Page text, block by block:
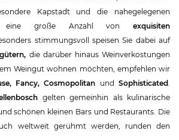
Kapstadt und die nahegelegenen
eine große Anzahl von exquisiten
stimmungsvoll speisen Sie dabei auf
die darüber hinaus Weinverkostungen
Weingut wohnen möchten, empfehlen wir
, Fancy,Cosmopolitan und Sophisticated.
gelten gemeinhin als kulinarische
schönen kleinen Bars und Restaurants. Die
weltweit gerühmt werden, runden den